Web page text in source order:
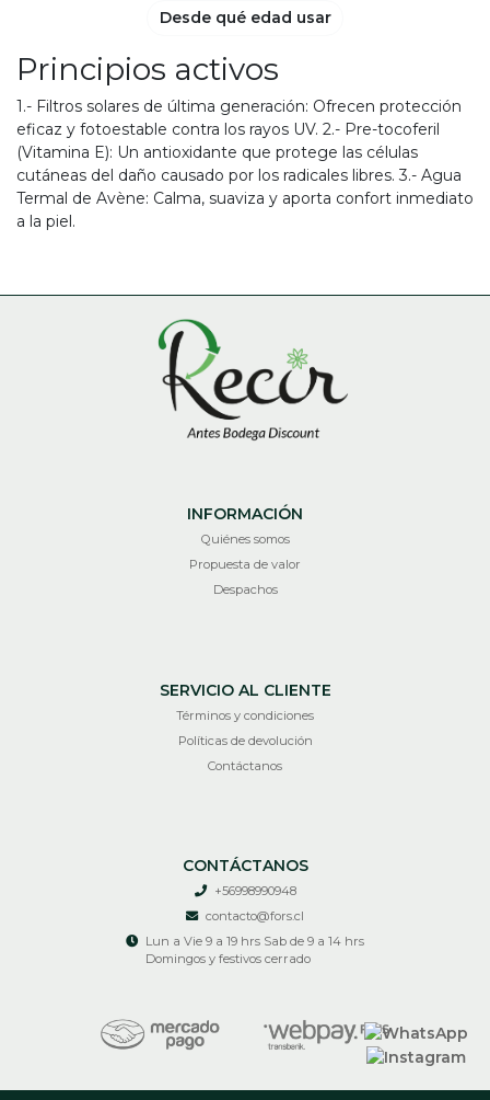
Principios activos
1.- Filtros solares de última generación: Ofrecen protección
eficaz y fotoestable contra los rayos UV. 2.- Pre-tocoferil
(Vitamina E): Un antioxidante que protege las células
cutáneas del daño causado por los radicales libres. 3.- Agua
Termal de Avène: Calma, suaviza y aporta confort inmediato
a la piel.
Desde qué edad usar
INFORMACIÓN
Quiénes somos
Propuesta de valor
Despachos
SERVICIO AL CLIENTE
Términos y condiciones
Políticas de devolución
Contáctanos
CONTÁCTANOS
+56998990948
contacto@fors.cl
Lun a Vie 9 a 19 hrs Sab de 9 a 14 hrs
Domingos y festivos cerrado